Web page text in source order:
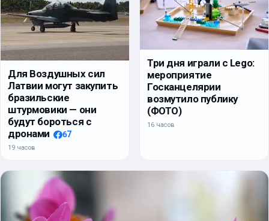
Для Воздушных сил
Латвии могут закупить
бразильские
штурмовики — они
будут бороться с
дронами
67
19 часов
Три дня играли с Lego:
мероприятие
Госканцелярии
возмутило публику
(ФОТО)
16 часов